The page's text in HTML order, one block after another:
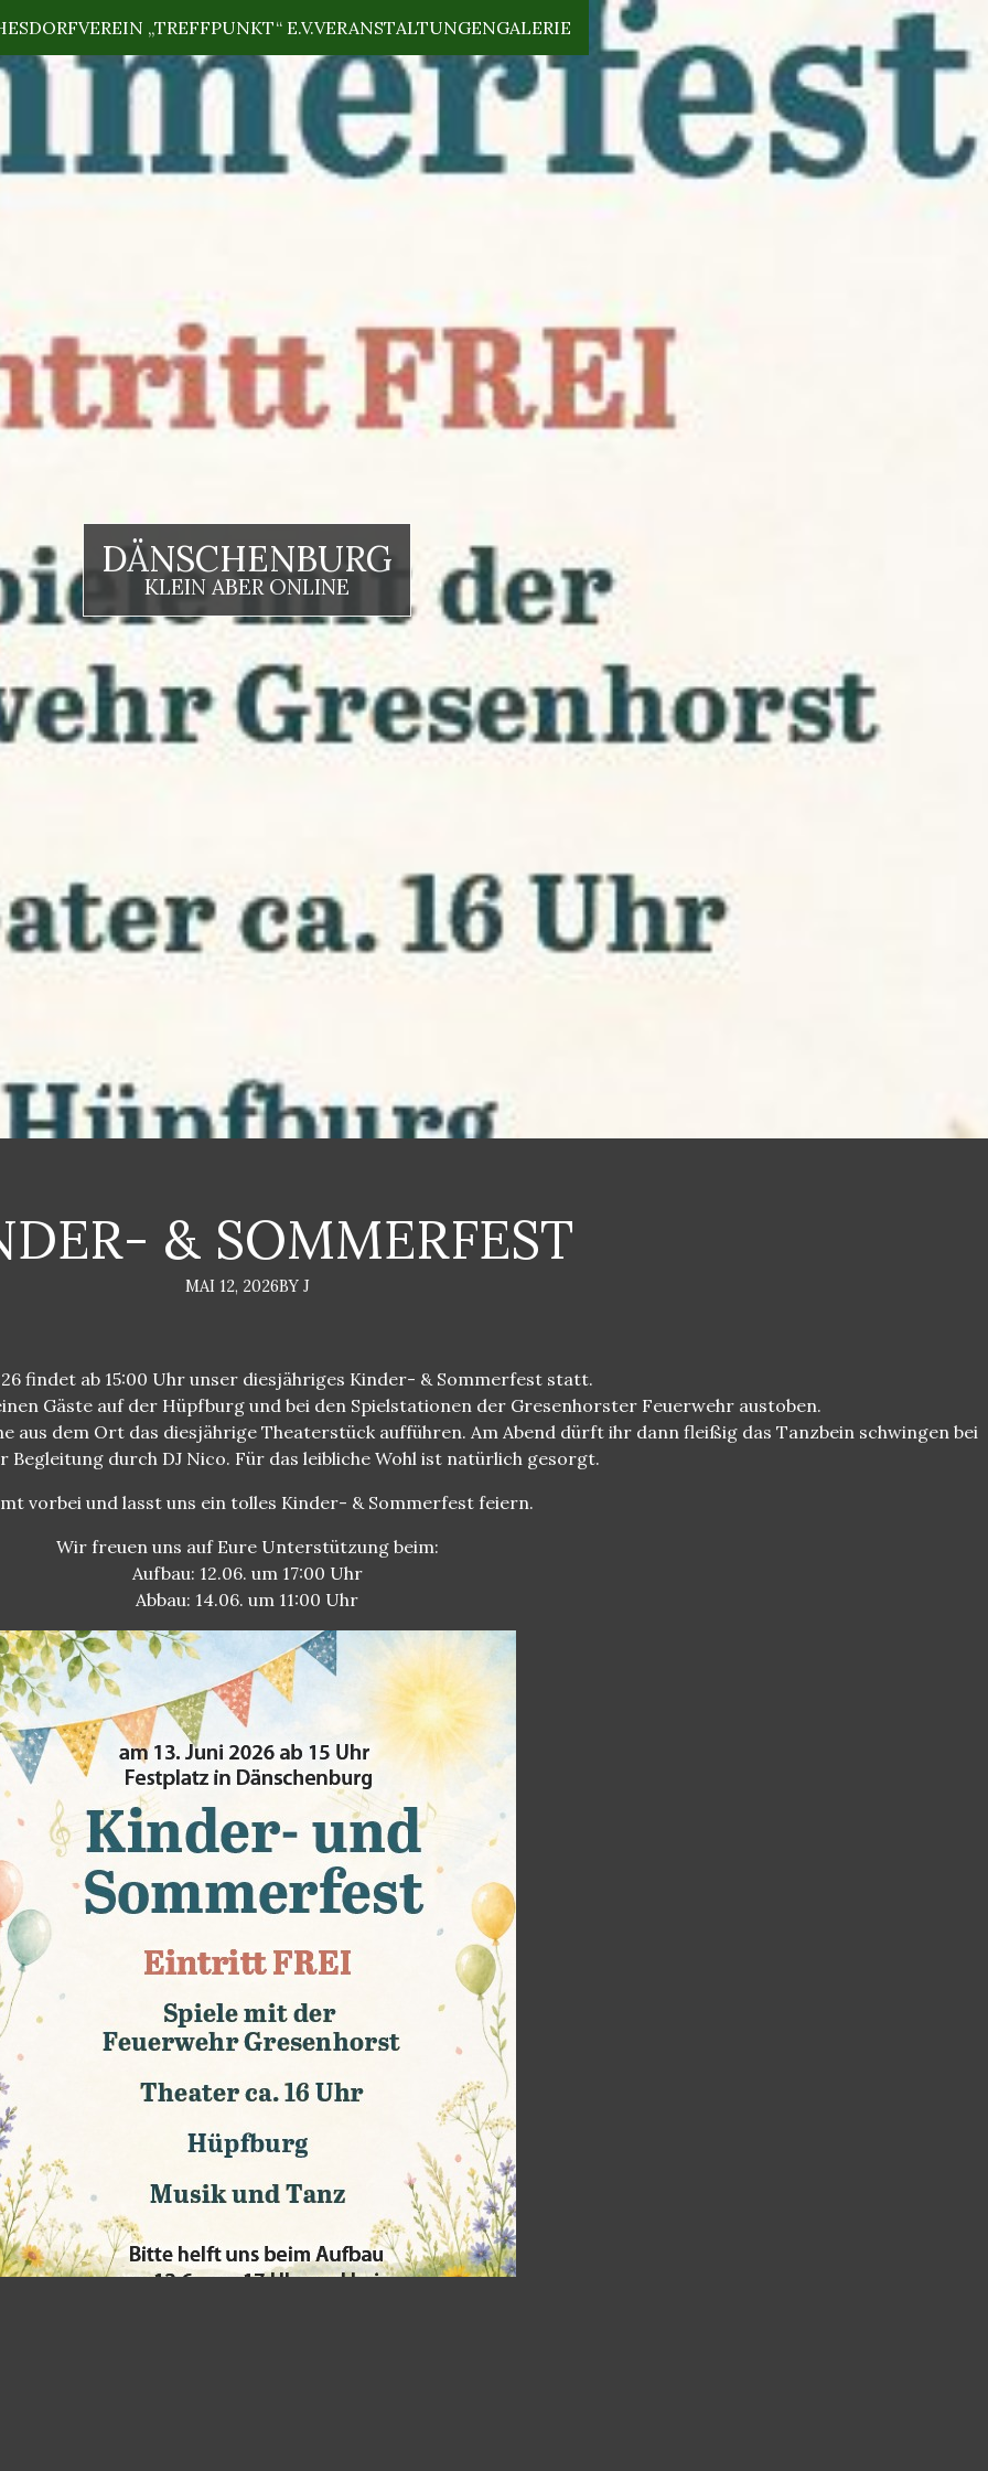
DORFVEREIN „TREFFPUNKT“ E.V.VERANSTALTUNGENGALERIE
DÄNSCHENBURG
KLEIN ABER ONLINE
& SOMMERFEST
MAI 12, 2026BY J
findet ab 15:00 Uhr unser diesjähriges Kinder- & Sommerfest statt.
Gäste auf der Hüpfburg und bei den Spielstationen der Gresenhorster Feuerwehr austoben.
aus dem Ort das diesjährige Theaterstück aufführen. Am Abend dürft ihr dann fleißig das Tanzbein schwingen bei
Begleitung durch DJ Nico. Für das leibliche Wohl ist natürlich gesorgt.
vorbei und lasst uns ein tolles Kinder- & Sommerfest feiern.
Wir freuen uns auf Eure Unterstützung beim:
Aufbau: 12.06. um 17:00 Uhr
Abbau: 14.06. um 11:00 Uhr